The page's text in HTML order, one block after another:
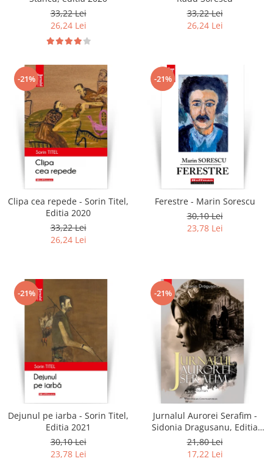
33,22 Lei
26,24 Lei
33,22 Lei
26,24 Lei
-21%
Clipa cea repede - Sorin Titel,
Editia 2020
33,22 Lei
26,24 Lei
-21%
Ferestre - Marin Sorescu
30,10 Lei
23,78 Lei
-21%
Dejunul pe iarba - Sorin Titel,
Editia 2021
30,10 Lei
23,78 Lei
-21%
Jurnalul Aurorei Serafim -
Sidonia Dragusanu, Editia
2020
21,80 Lei
17,22 Lei